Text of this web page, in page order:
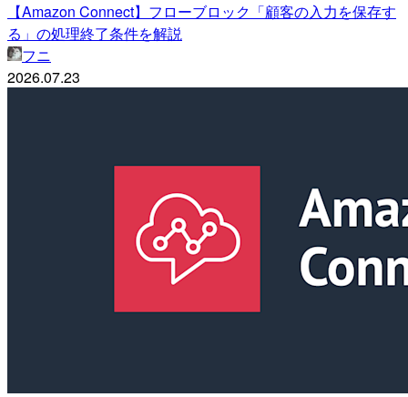
【Amazon Connect】フローブロック「顧客の入力を保存す
る」の処理終了条件を解説
フニ
2026.07.23